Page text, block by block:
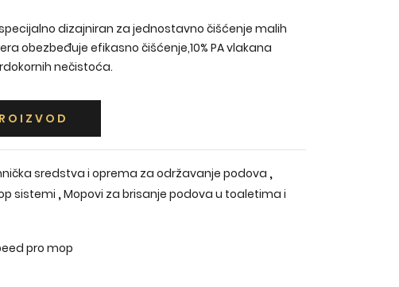
dizajniran za jednostavno čišćenje malih
obezbeđuje efikasno čišćenje,10% PA vlakana
nečistoća.
sredstva i oprema za održavanje podova ,
sistemi ,Mopovi za brisanje podova u toaletima i
pro mop